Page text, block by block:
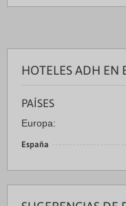
HOTELES ADH EN
PAÍSES
Europa:
España